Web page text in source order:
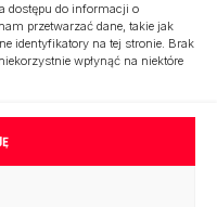
dostępu do informacji o
przetwarzać dane, takie jak
identyfikatory na tej stronie. Brak
wpłynąć na niektóre